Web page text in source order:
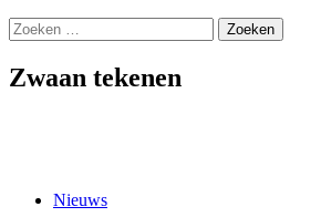
Zoeken
naar:
Zwaan tekenen
Nieuws